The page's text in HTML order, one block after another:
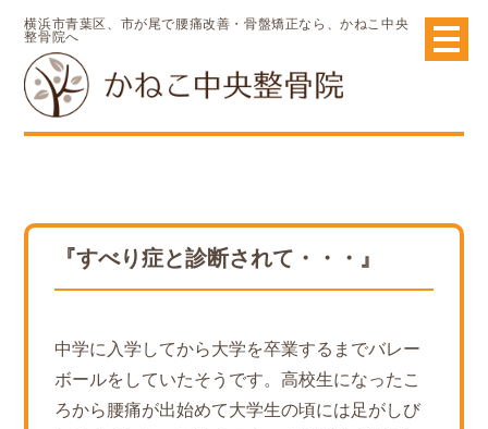
横浜市青葉区、市が尾で腰痛改善・骨盤矯正なら、かねこ中央
整骨院へ
『すべり症と診断されて・・・』
中学に入学してから大学を卒業するまでバレー
ボールをしていたそうです。高校生になったこ
ろから腰痛が出始めて大学生の頃には足がしび